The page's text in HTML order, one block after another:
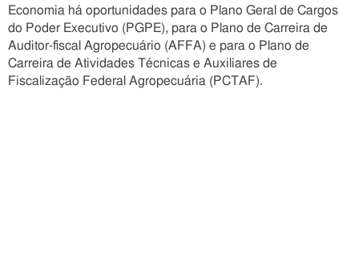
Economia há oportunidades para o Plano Geral de Cargos
do Poder Executivo (PGPE), para o Plano de Carreira de
Auditor-fiscal Agropecuário (AFFA) e para o Plano de
Carreira de Atividades Técnicas e Auxiliares de
Fiscalização Federal Agropecuária (PCTAF).